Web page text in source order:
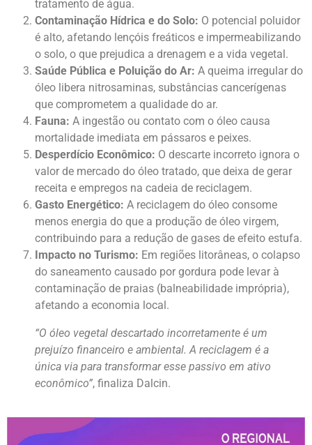
tratamento de água.
Contaminação Hídrica e do Solo: O potencial poluidor
é alto, afetando lençóis freáticos e impermeabilizando
o solo, o que prejudica a drenagem e a vida vegetal.
Saúde Pública e Poluição do Ar: A queima irregular do
óleo libera nitrosaminas, substâncias cancerígenas
que comprometem a qualidade do ar.
Fauna: A ingestão ou contato com o óleo causa
mortalidade imediata em pássaros e peixes.
Desperdício Econômico: O descarte incorreto ignora o
valor de mercado do óleo tratado, que deixa de gerar
receita e empregos na cadeia de reciclagem.
Gasto Energético: A reciclagem do óleo consome
menos energia do que a produção de óleo virgem,
contribuindo para a redução de gases de efeito estufa.
Impacto no Turismo: Em regiões litorâneas, o colapso
do saneamento causado por gordura pode levar à
contaminação de praias (balneabilidade imprópria),
afetando a economia local.
“O óleo vegetal descartado incorretamente é um
prejuízo financeiro e ambiental. A reciclagem é a
única via para transformar esse passivo em ativo
econômico”, finaliza Dalcin.